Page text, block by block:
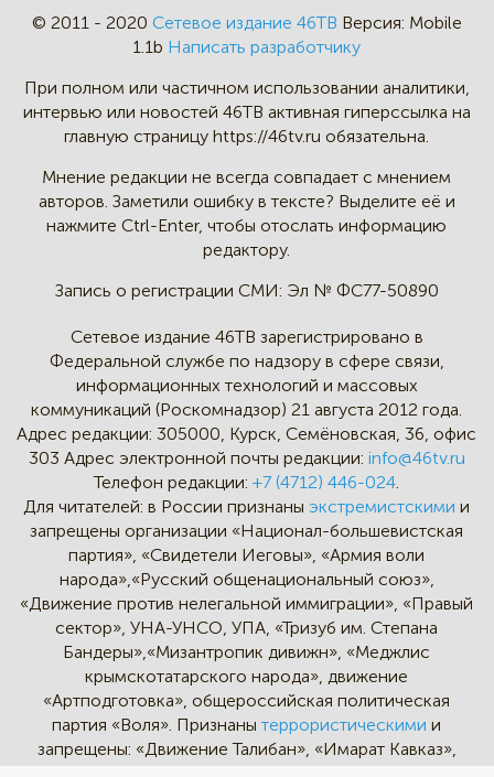
© 2011 - 2020 Сетевое издание 46ТВ Версия: Mobile
1.1b Написать разработчику
При полном или частичном использовании аналитики,
интервью или новостей 46TB активная гиперссылка на
главную страницу https://46tv.ru обязательна.
Мнение редакции не всегда совпадает с мнением
авторов. Заметили ошибку в тексте? Выделите её и
нажмите Ctrl-Enter, чтобы отослать информацию
редактору.
Запись о регистрации СМИ: Эл № ФС77-50890
Сетевое издание 46ТВ зарегистрировано в
Федеральной службе по надзору в сфере связи,
информационных технологий и массовых
коммуникаций (Роскомнадзор) 21 августа 2012 года.
Адрес редакции: 305000, Курск, Семёновская, 36, офис
303 Адрес электронной почты редакции: info@46tv.ru
Телефон редакции: +7 (4712) 446-024.
Для читателей: в России признаныэкстремистскими и
запрещены организации «Национал-большевистская
партия», «Свидетели Иеговы», «Армия воли
народа»,«Русский общенациональный союз»,
«Движение против нелегальной иммиграции», «Правый
сектор», УНА-УНСО, УПА, «Тризуб им. Степана
Бандеры»,«Мизантропик дивижн», «Меджлис
крымскотатарского народа», движение
«Артподготовка», общероссийская политическая
партия «Воля». Признанытеррористическими и
запрещены: «Движение Талибан», «Имарат Кавказ»,